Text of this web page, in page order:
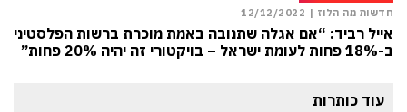
חדשות מה הלוז | 12/12/2022
אייל רביד: “אם אגלה שתנובה באמת מוכרת ברשות הפלסטינית
ב-18% פחות לעומת ישראל – בויקטורי זה יהיה 20% פחות”
עוד כותרות